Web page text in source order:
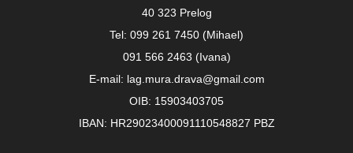
40 323 Prelog
Tel: 099 261 7450 (Mihael)
091 566 2463 (Ivana)
E-mail: lag.mura.drava@gmail.com
OIB: 15903403705
IBAN: HR29023400091110548827 PBZ